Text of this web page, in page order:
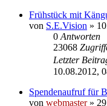
Frühstück mit
von S.E.Vision »
0 Antworten
23068
Letzter
10.08.2012,
Spendenaufruf für
von webmaster»